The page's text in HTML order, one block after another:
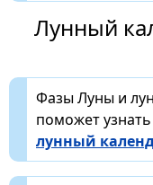
Лунный
Фазы Луны и
поможет узнать
лунный